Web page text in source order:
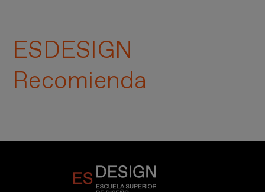
ESDESIGN
Recomienda